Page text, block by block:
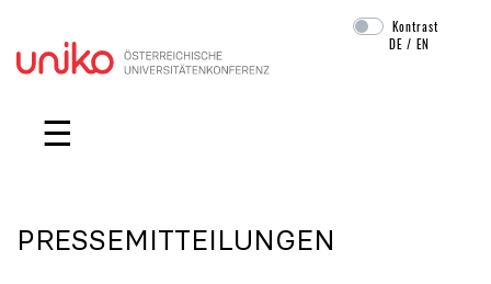
Navigation überspringen
Kontrast
DE /EN
☰
PRESSEMITTEILUNGEN